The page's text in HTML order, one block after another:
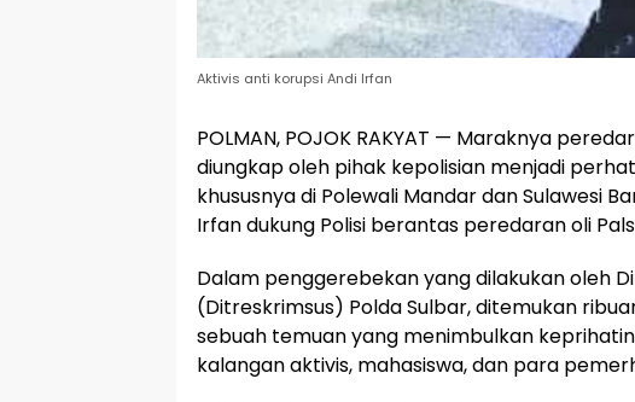
Aktivis anti korupsi Andi Irfan
POLMAN, POJOK RAKYAT — Maraknya
diungkap oleh pihak kepolisian menjadi
khususnya di Polewali Mandar dan Sulawesi
Irfan dukung Polisi berantas peredaran oli
Dalam penggerebekan yang dilakukan oleh
(Ditreskrimsus) Polda Sulbar, ditemukan
sebuah temuan yang menimbulkan
kalangan aktivis, mahasiswa, dan para